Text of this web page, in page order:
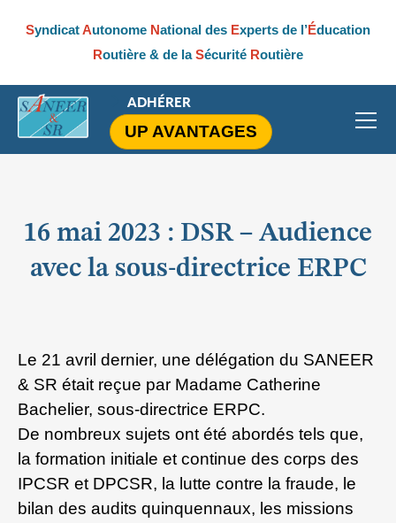
SyndicatAutonome National des Experts de l’Éducation
Routière & de laSécurité Routière
ADHÉRER
UP AVANTAGES
16 mai 2023 : DSR – Audience
avec la sous-directrice ERPC
Le 21 avril dernier, une délégation du SANEER
& SR était reçue par Madame Catherine
Bachelier, sous-directrice ERPC.
De nombreux sujets ont été abordés tels que,
la formation initiale et continue des corps des
IPCSR et DPCSR, la lutte contre la fraude, le
bilan des audits quinquennaux, les missions